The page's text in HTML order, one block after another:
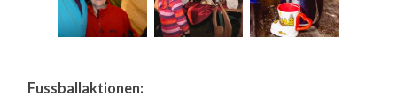
Fussballaktionen: